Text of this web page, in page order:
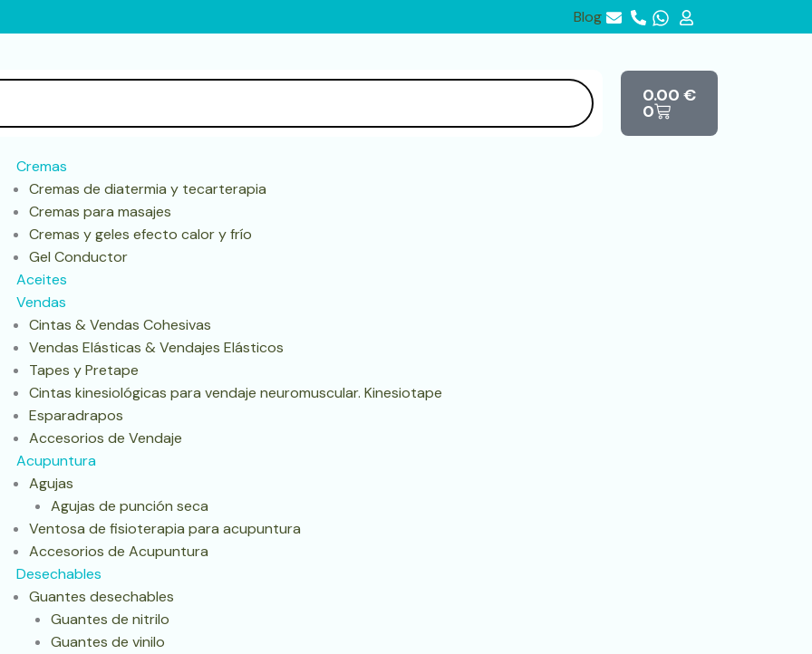
Blog
0.00 €
0
Cart
Cremas
Cremas de diatermia y tecarterapia
Cremas para masajes
Cremas y geles efecto calor y frío
Gel Conductor
Aceites
Vendas
Cintas & Vendas Cohesivas
Vendas Elásticas & Vendajes Elásticos
Tapes y Pretape
Cintas kinesiológicas para vendaje neuromuscular. Kinesiotape
Esparadrapos
Accesorios de Vendaje
Acupuntura
Agujas
Agujas de punción seca
Ventosa de fisioterapia para acupuntura
Accesorios de Acupuntura
Desechables
Guantes desechables
Guantes de nitrilo
Guantes de vinilo